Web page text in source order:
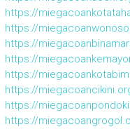
https://
https://
https://
https://
https://
https://
https://
https://